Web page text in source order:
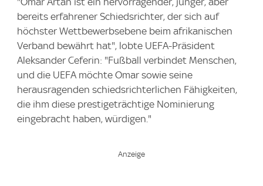
bereits erfahrener Schiedsrichter, der sich auf
höchster Wettbewerbsebene beim afrikanischen
Verband bewährt hat", lobte UEFA-Präsident
Aleksander Ceferin: "Fußball verbindet Menschen,
und die UEFA möchte Omar sowie seine
herausragenden schiedsrichterlichen Fähigkeiten,
die ihm diese prestigeträchtige Nominierung
eingebracht haben, würdigen."